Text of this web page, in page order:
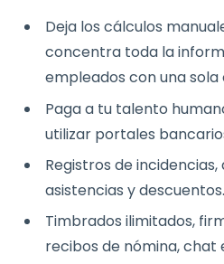
Deja los cálculos
concentra toda la
empleados con una sola
Paga a tu talento
utilizar portales
Registros de incidencias,
asistencias y descuentos.
Timbrados ilimitados,
recibos de nómina, chat